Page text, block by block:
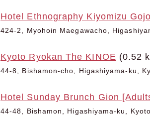
Hotel Ethnography Kiyomizu Gojo
424-2, Myohoin Maegawacho,
Kyoto Ryokan The KINOE (0.52
44-8, Bishamon-cho, Higashiyama-ku,
Hotel Sunday Brunch Gion
44-48, Bishamon, Higashiyama-ku,